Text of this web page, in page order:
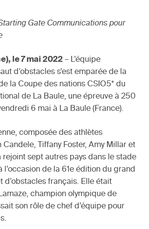
Gate Communications pour
le 7 mai 2022 – L’équipe
d’obstacles s’est emparée de la
la Coupe des nations CSIO5* du
de La Baule, une épreuve à 250
6 mai à La Baule (France).
composée des athlètes
Candele, Tiffany Foster, Amy Millar et
rejoint sept autres pays dans le stade
l’occasion de la 61e édition du grand
d’obstacles français. Elle était
champion olympique de
son rôle de chef d’équipe pour